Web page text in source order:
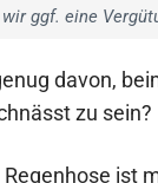
ggf. eine
davon,
zu sein?
Regenhose ist